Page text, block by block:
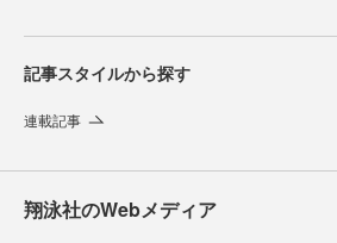
記事スタイルから探す
連載記事
翔泳社のWebメディア